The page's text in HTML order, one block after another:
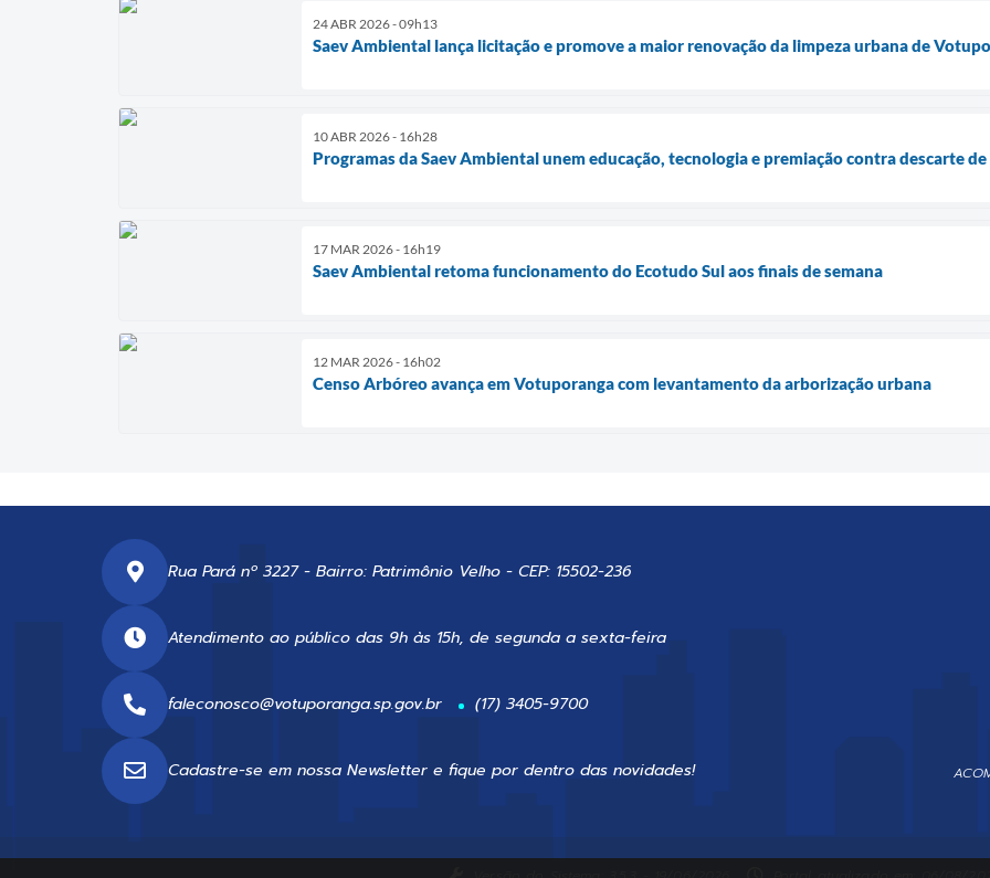
24 ABR 2026 - 09h13
Saev Ambiental lança licitação e promove a maior renovação da limpeza urbana de
10 ABR 2026 - 16h28
Programas da Saev Ambiental unem educação, tecnologia e premiação contra descarte
17 MAR 2026 - 16h19
Saev Ambiental retoma funcionamento do Ecotudo Sul aos finais de semana
12 MAR 2026 - 16h02
Censo Arbóreo avança em Votuporanga com levantamento da arborização urbana
Rua Pará nº 3227 - Bairro: Patrimônio Velho - CEP: 15502-236
Atendimento ao público das 9h às 15h, de segunda a sexta-feira
faleconosco@votuporanga.sp.gov.br (17) 3405-9700
Cadastre-se em nossa Newsletter e fique por dentro das novidades!